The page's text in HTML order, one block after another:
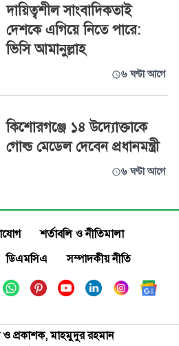
দায়িত্বশীল সাংবাদিকতাই
দেশকে এগিয়ে নিতে পারে:
ভিসি আমানুল্লাহ
৬ ঘণ্টা আগে
কিশোরগঞ্জে ১৪ উদ্যোক্তাকে
গোল্ড মেডেল দেবেন প্রধানমন্ত্রী
৬ ঘণ্টা আগে
শর্তাবলি ও নীতিমালা
ডিএমসিএ সম্পাদকীয় নীতি
প্রকাশক, মাহমুদুর রহমান